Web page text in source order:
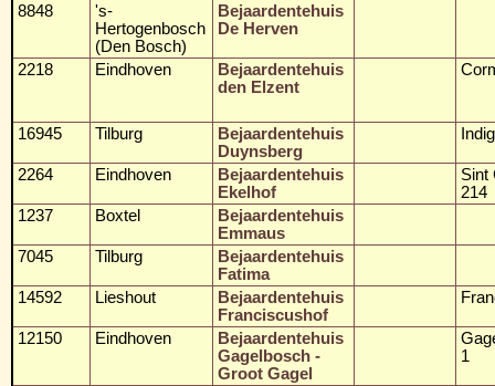
8848
's-
Hertogenbosch
(Den Bosch)
Bejaardentehuis
De Herven
2218 Eindhoven
Bejaardentehuis
den Elzent
16945 Tilburg
Bejaardentehuis
Duynsberg
2264 Eindhoven
Bejaardentehuis
Ekelhof
Sint
214
1237
Boxtel
Bejaardentehuis
Emmaus
7045
Tilburg
Bejaardentehuis
Fatima
14592
Lieshout
Bejaardentehuis
Franciscushof
12150 Eindhoven
Bejaardentehuis
Gagelbosch -
Groot Gagel
1